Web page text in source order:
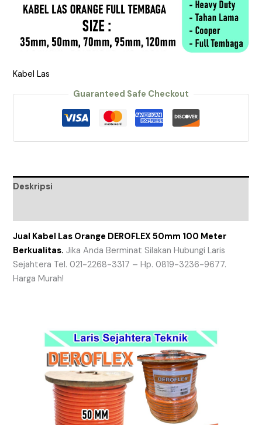
Kabel Las
Guaranteed Safe Checkout
Deskripsi
Jual Kabel Las Orange DEROFLEX 50mm 100 Meter
Berkualitas. Jika Anda Berminat Silakan Hubungi Laris
Sejahtera Tel. 021-2268-3317 – Hp. 0819-3236-9677.
Harga Murah!